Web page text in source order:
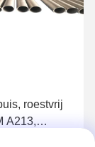
roestvrij
A213,